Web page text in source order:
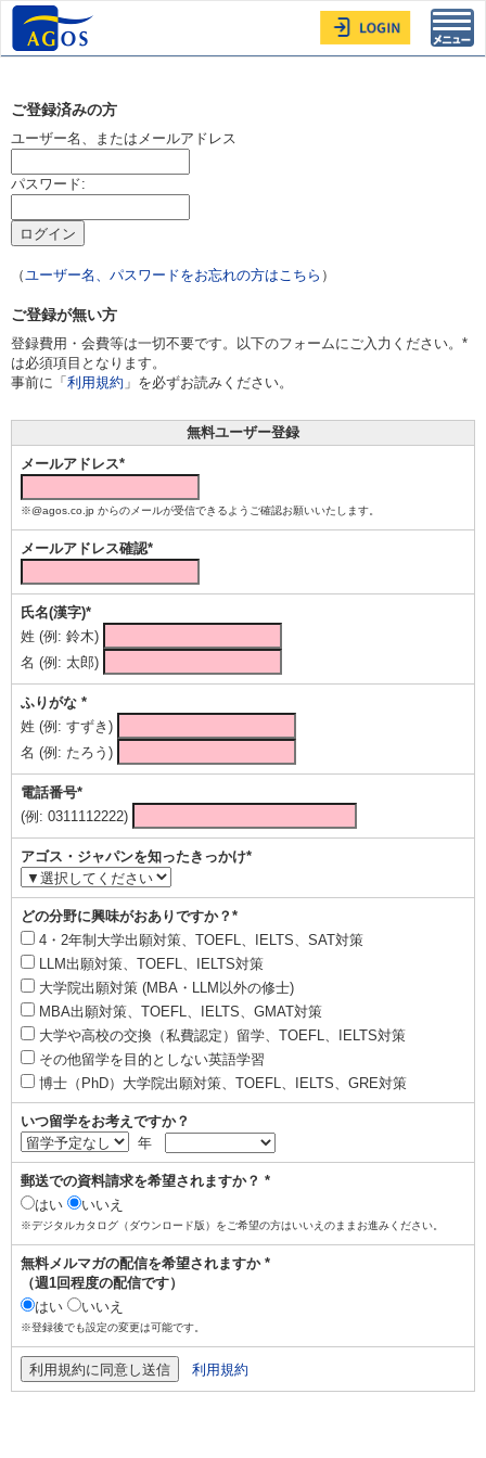
ご登録済みの方
ユーザー名、またはメールアドレス
パスワード:
（ユーザー名、パスワードをお忘れの方はこちら ）
ご登録が無い方
登録費用・会費等は一切不要です。以下のフォームにご入力ください。*
は必須項目となります。
事前に「 利用規約 」を必ずお読みください。
無料ユーザー登録
メールアドレス*
※@agos.co.jp からのメールが受信できるようご確認お願いいたします。
メールアドレス確認*
氏名(漢字)*
姓 (例: 鈴木)
名 (例: 太郎)
ふりがな *
姓 (例: すずき)
名 (例: たろう)
電話番号*
(例: 0311112222)
アゴス・ジャパンを知ったきっかけ*
どの分野に興味がおありですか？*
4・2年制大学出願対策、TOEFL、IELTS、SAT対策
LLM出願対策、TOEFL、IELTS対策
大学院出願対策 (MBA・LLM以外の修士)
MBA出願対策、TOEFL、IELTS、GMAT対策
大学や高校の交換（私費認定）留学、TOEFL、IELTS対策
その他留学を目的としない英語学習
博士（PhD）大学院出願対策、TOEFL、IELTS、GRE対策
いつ留学をお考えですか？
年
郵送での資料請求を希望されますか？ *
はい
いいえ
※デジタルカタログ（ダウンロード版）をご希望の方はいいえのままお進みください。
無料メルマガの配信を希望されますか *
（週1回程度の配信です）
はい
いいえ
※登録後でも設定の変更は可能です。
利用規約